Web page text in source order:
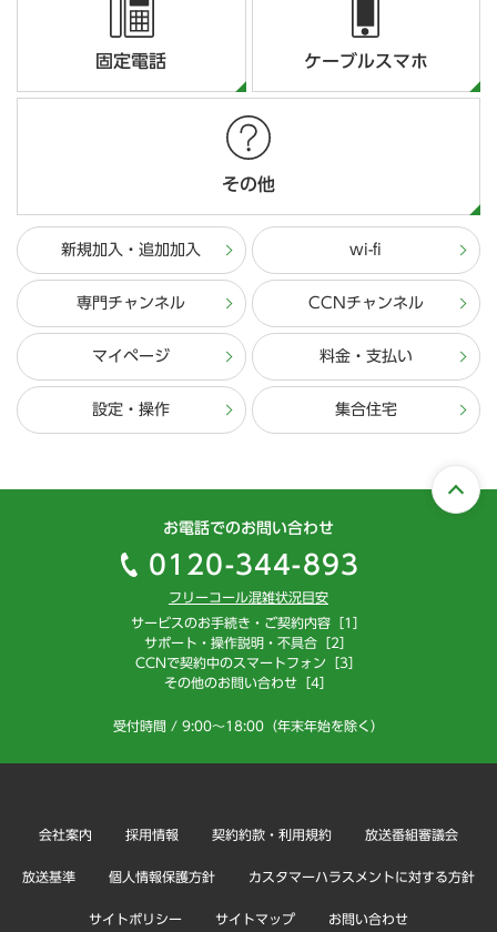
固定電話 ケーブルスマホ
その他
新規加入・追加加入 wi-fi
専門チャンネル CCNチャンネル
マイページ 料金・支払い
設定・操作 集合住宅
お電話でのお問い合わせ
0120-344-893
フリーコール混雑状況目安
サービスのお手続き・ご契約内容［1］
サポート・操作説明・不具合［2］
CCNで契約中のスマートフォン［3］
その他のお問い合わせ［4］
受付時間 / 9:00～18:00（年末年始を除く）
会社案内 採用情報 契約約款・利用規約 放送番組審議会
放送基準 個人情報保護方針 カスタマーハラスメントに対する方針
サイトポリシー サイトマップ お問い合わせ